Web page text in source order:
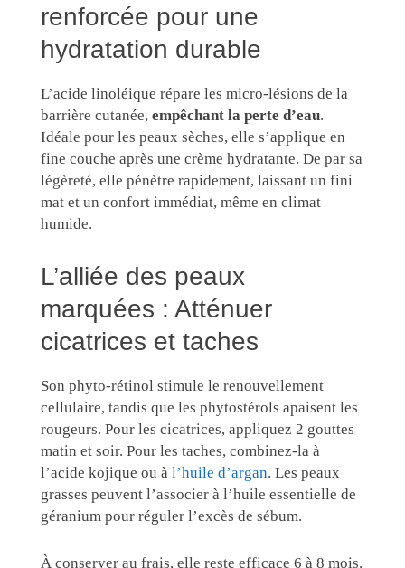
renforcée pour une
hydratation durable
L’acide linoléique répare les micro-lésions de la
barrière cutanée, empêchant la perte d’eau.
Idéale pour les peaux sèches, elle s’applique en
fine couche après une crème hydratante. De par sa
légèreté, elle pénètre rapidement, laissant un fini
mat et un confort immédiat, même en climat
humide.
L’alliée des peaux
marquées : Atténuer
cicatrices et taches
Son phyto-rétinol stimule le renouvellement
cellulaire, tandis que les phytostérols apaisent les
rougeurs. Pour les cicatrices, appliquez 2 gouttes
matin et soir. Pour les taches, combinez-la à
l’acide kojique ou à l’huile d’argan. Les peaux
grasses peuvent l’associer à l’huile essentielle de
géranium pour réguler l’excès de sébum.
À conserver au frais, elle reste efficace 6 à 8 mois.